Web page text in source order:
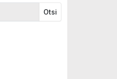
Otsi